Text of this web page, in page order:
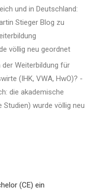
und in Deutschland:
Stieger Blog zu
völlig neu geordnet
Weiterbildung für
(IHK, VWA, HwO)? -
die akademische
wurde völlig neu
(CE) ein